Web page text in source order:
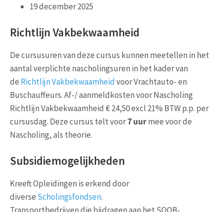
19 december 2025
Richtlijn Vakbekwaamheid
De cursusuren van deze cursus kunnen meetellen in het
aantal verplichte nascholingsuren in het kader van
de Richtlijn Vakbekwaamheidvoor Vrachtauto- en
Buschauffeurs. Af-/ aanmeldkosten voor Nascholing
Richtlijn Vakbekwaamheid € 24,50 excl 21% BTW p.p. per
cursusdag. Deze cursus telt voor7 uurmee voor de
Nascholing, als theorie.
Subsidiemogelijkheden
Kreeft Opleidingen is erkend door
diverse Scholingsfondsen.